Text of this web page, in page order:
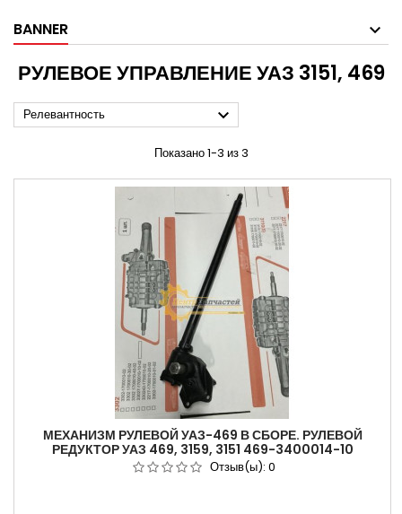
BANNER
РУЛЕВОЕ УПРАВЛЕНИЕ УАЗ 3151, 469
Релевантность 
Показано 1-3 из 3
МЕХАНИЗМ РУЛЕВОЙ УАЗ-469 В СБОРЕ. РУЛЕВОЙ
РЕДУКТОР УАЗ 469, 3159, 3151 469-3400014-10
Отзыв(ы): 0